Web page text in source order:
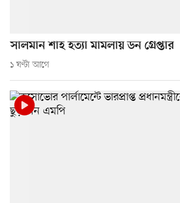
সালমান শাহ হত্যা মামলায় ডন গ্রেপ্তার
১ ঘণ্টা আগে